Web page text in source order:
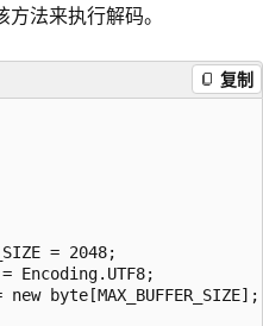
方法来执行解码。
复制
= 2048;
Encoding.UTF8;
new